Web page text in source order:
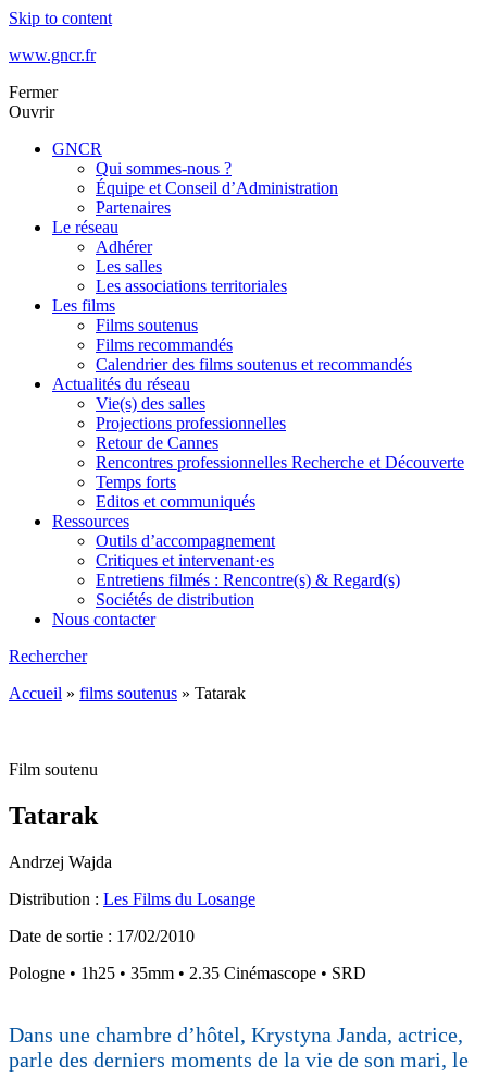
Skip to content
www.gncr.fr
Fermer
Ouvrir
GNCR
Qui sommes-nous ?
Équipe et Conseil d’Administration
Partenaires
Le réseau
Adhérer
Les salles
Les associations territoriales
Les films
Films soutenus
Films recommandés
Calendrier des films soutenus et recommandés
Actualités du réseau
Vie(s) des salles
Projections professionnelles
Retour de Cannes
Rencontres professionnelles Recherche et Découverte
Temps forts
Editos et communiqués
Ressources
Outils d’accompagnement
Critiques et intervenant·es
Entretiens filmés : Rencontre(s) & Regard(s)
Sociétés de distribution
Nous contacter
Rechercher
Accueil » films soutenus » Tatarak
Film soutenu
Tatarak
Andrzej Wajda
Distribution : Les Films du Losange
Date de sortie : 17/02/2010
Pologne • 1h25 • 35mm • 2.35 Cinémascope • SRD
Dans une chambre d’hôtel, Krystyna Janda, actrice,
parle des derniers moments de la vie de son mari, le